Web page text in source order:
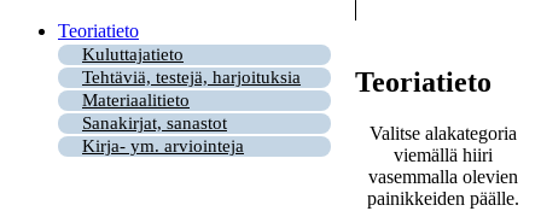
Teoriatieto
Kuluttajatieto
Tehtäviä, testejä, harjoituksia
Materiaalitieto
Sanakirjat, sanastot
Kirja- ym. arviointeja
Teoriatieto
Valitse alakategoria
viemällä hiiri
vasemmalla olevien
painikkeiden päälle.